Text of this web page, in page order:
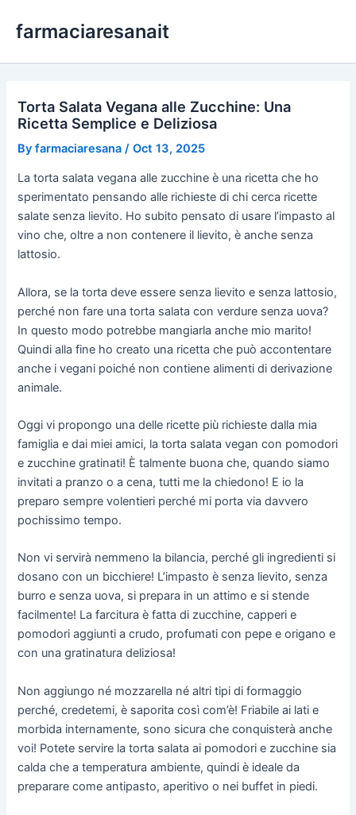
farmaciaresanait
Torta Salata Vegana alle Zucchine: Una
Ricetta Semplice e Deliziosa
Byfarmaciaresana /Oct 13, 2025
La torta salata vegana alle zucchine è una ricetta che ho
sperimentato pensando alle richieste di chi cerca ricette
salate senza lievito. Ho subito pensato di usare l’impasto al
vino che, oltre a non contenere il lievito, è anche senza
lattosio.
Allora, se la torta deve essere senza lievito e senza lattosio,
perché non fare una torta salata con verdure senza uova?
In questo modo potrebbe mangiarla anche mio marito!
Quindi alla fine ho creato una ricetta che può accontentare
anche i vegani poiché non contiene alimenti di derivazione
animale.
Oggi vi propongo una delle ricette più richieste dalla mia
famiglia e dai miei amici, la torta salata vegan con pomodori
e zucchine gratinati! È talmente buona che, quando siamo
invitati a pranzo o a cena, tutti me la chiedono! E io la
preparo sempre volentieri perché mi porta via davvero
pochissimo tempo.
Non vi servirà nemmeno la bilancia, perché gli ingredienti si
dosano con un bicchiere! L’impasto è senza lievito, senza
burro e senza uova, si prepara in un attimo e si stende
facilmente! La farcitura è fatta di zucchine, capperi e
pomodori aggiunti a crudo, profumati con pepe e origano e
con una gratinatura deliziosa!
Non aggiungo né mozzarella né altri tipi di formaggio
perché, credetemi, è saporita così com’è! Friabile ai lati e
morbida internamente, sono sicura che conquisterà anche
voi! Potete servire la torta salata ai pomodori e zucchine sia
calda che a temperatura ambiente, quindi è ideale da
preparare come antipasto, aperitivo o nei buffet in piedi.